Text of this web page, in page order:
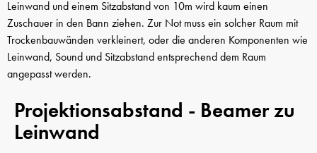
Leinwand und einem Sitzabstand von 10m wird kaum einen
Zuschauer in den Bann ziehen. Zur Not muss ein solcher Raum mit
Trockenbauwänden verkleinert, oder die anderen Komponenten wie
Leinwand, Sound und Sitzabstand entsprechend dem Raum
angepasst werden.
Projektionsabstand - Beamer zu
Leinwand